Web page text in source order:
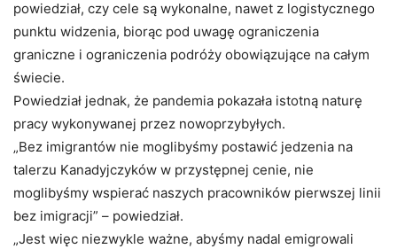
powiedział, czy cele są wykonalne, nawet z logistycznego
punktu widzenia, biorąc pod uwagę ograniczenia
graniczne i ograniczenia podróży obowiązujące na całym
świecie.
Powiedział jednak, że pandemia pokazała istotną naturę
pracy wykonywanej przez nowoprzybyłych.
„Bez imigrantów nie moglibyśmy postawić jedzenia na
talerzu Kanadyjczyków w przystępnej cenie, nie
moglibyśmy wspierać naszych pracowników pierwszej linii
bez imigracji” – powiedział.
„Jest więc niezwykle ważne, abyśmy nadal emigrowali